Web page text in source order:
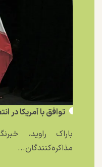
توافق با آمریکا در
باراک راوید،
مذاکره‌کنندگان...